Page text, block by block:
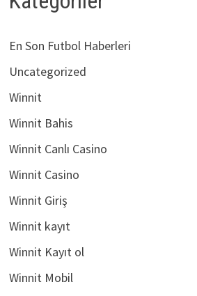
En Son Futbol Haberleri
Uncategorized
Winnit
Winnit Bahis
Winnit Canlı Casino
Winnit Casino
Winnit Giriş
Winnit kayıt
Winnit Kayıt ol
Winnit Mobil